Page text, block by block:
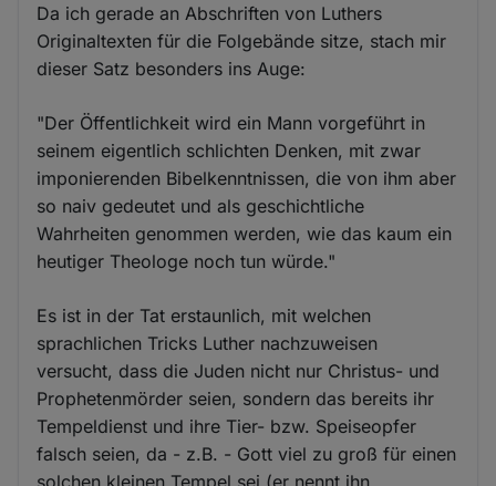
Da ich gerade an Abschriften von Luthers
Originaltexten für die Folgebände sitze, stach mir
dieser Satz besonders ins Auge:
"Der Öffentlichkeit wird ein Mann vorgeführt in
seinem eigentlich schlichten Denken, mit zwar
imponierenden Bibelkenntnissen, die von ihm aber
so naiv gedeutet und als geschichtliche
Wahrheiten genommen werden, wie das kaum ein
heutiger Theologe noch tun würde."
Es ist in der Tat erstaunlich, mit welchen
sprachlichen Tricks Luther nachzuweisen
versucht, dass die Juden nicht nur Christus- und
Prophetenmörder seien, sondern das bereits ihr
Tempeldienst und ihre Tier- bzw. Speiseopfer
falsch seien, da - z.B. - Gott viel zu groß für einen
solchen kleinen Tempel sei (er nennt ihn